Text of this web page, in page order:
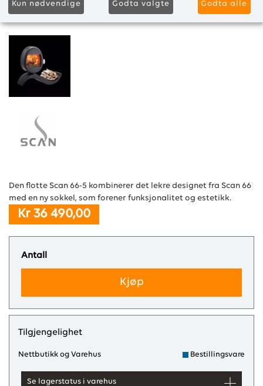
Den flotte Scan 66-5 kombinerer det lekre designet fra Scan 66
med en ny sokkel, som forener funksjonalitet og estetikk.
Kr 36 490,00
Antall
Kjøp
Tilgjengelighet
Nettbutikk og Varehus Bestillingsvare
Se lagerstatus i varehus
Kun nødvendige Godta valgte Godta alle